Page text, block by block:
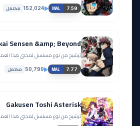
MAL 7.59
152,024 مكتمل
Sensen &amp; Beyond
ترشيح من نوع مسلسل لمحبي هذا
MAL 7.77
50,799 مكتمل
Gakusen Toshi Asterisk
ترشيح من نوع مسلسل لمحبي هذا